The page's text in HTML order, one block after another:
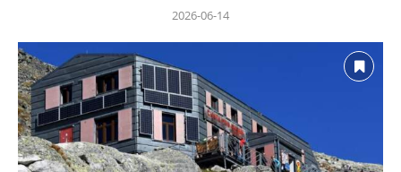
2026-06-14